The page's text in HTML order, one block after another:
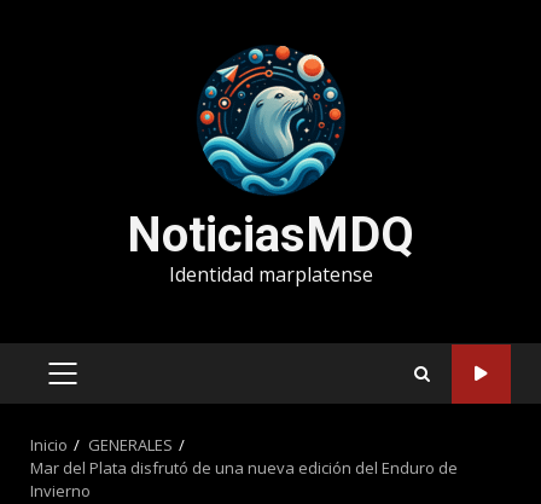
NoticiasMDQ
Identidad marplatense
MENÚ
Inicio
GENERALES
Mar del Plata disfrutó de una nueva edición del Enduro de
Invierno